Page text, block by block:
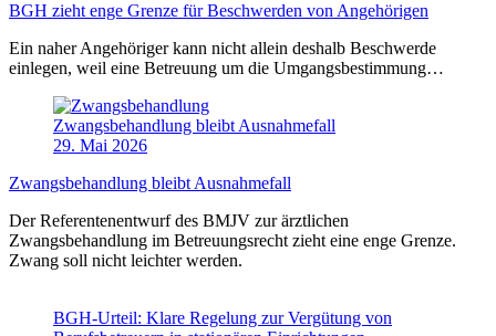
BGH zieht enge Grenze für Beschwerden von Angehörigen
Ein naher Angehöriger kann nicht allein deshalb Beschwerde
einlegen, weil eine Betreuung um die Umgangsbestimmung…
Zwangsbehandlung bleibt Ausnahmefall
29. Mai 2026
Zwangsbehandlung bleibt Ausnahmefall
Der Referentenentwurf des BMJV zur ärztlichen
Zwangsbehandlung im Betreuungsrecht zieht eine enge Grenze.
Zwang soll nicht leichter werden.
BGH-Urteil: Klare Regelung zur Vergütung von